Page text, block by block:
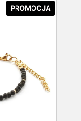
PROMOCJA